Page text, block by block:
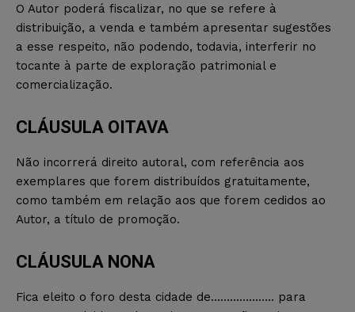
O Autor poderá fiscalizar, no que se refere à
distribuição, a venda e também apresentar sugestões
a esse respeito, não podendo, todavia, interferir no
tocante à parte de exploração patrimonial e
comercialização.
CLÁUSULA OITAVA
Não incorrerá direito autoral, com referência aos
exemplares que forem distribuídos gratuitamente,
como também em relação aos que forem cedidos ao
Autor, a título de promoção.
CLÁUSULA NONA
Fica eleito o foro desta cidade de……………….. para